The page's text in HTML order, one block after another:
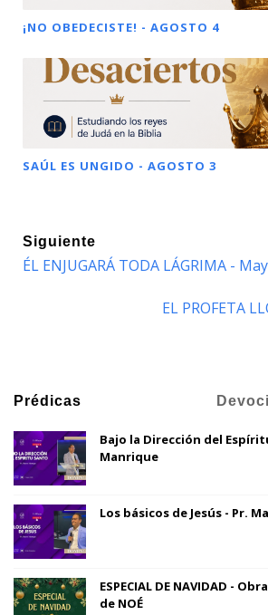
¡NO OBEDECISTE! - AGOSTO 4
SAÚL ES UNGIDO - AGOSTO 3
Siguiente
ÉL ENJUGARÁ TODA LÁGRIMA -
EL PROFETA
Prédicas
Bajo la Dirección del
Manrique
Los básicos de Jesús - Pr.
ESPECIAL DE NAVIDAD -
de NOÉ